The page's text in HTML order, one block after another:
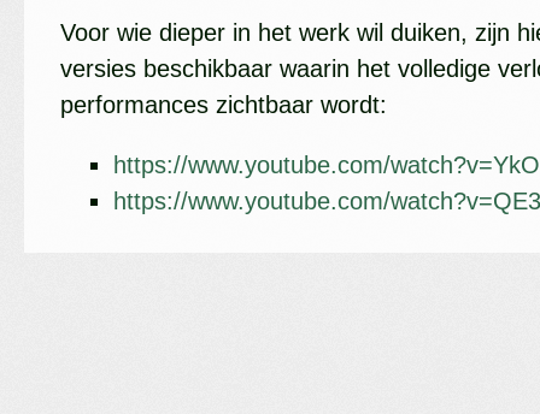
Voor wie dieper in het werk wil duiken, zijn
versies beschikbaar waarin het volledige
performances zichtbaar wordt:
https://www.youtube.com/
https://www.youtube.com/